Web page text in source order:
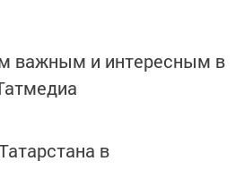
важным и интересным в
в